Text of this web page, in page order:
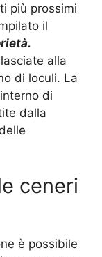
più prossimi
il
alla
di loculi. La
di
dalla
ceneri
è possibile